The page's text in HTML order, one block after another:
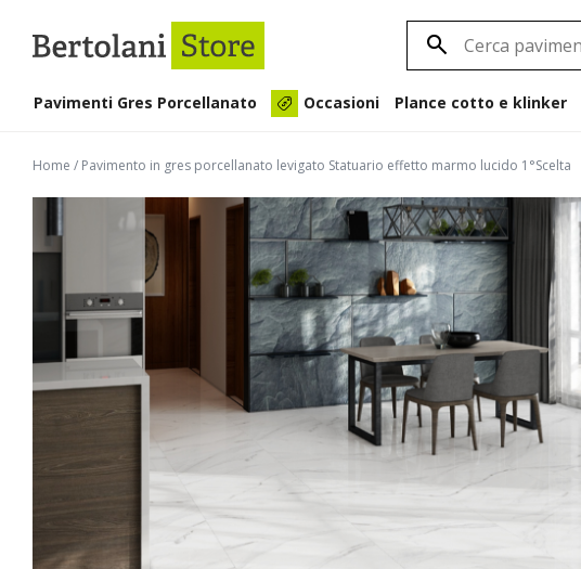
Pavimenti Gres Porcellanato Occasioni Plance cotto e klinker
Home / Pavimento in gres porcellanato levigato Statuario effetto marmo lucido 1°Scelta